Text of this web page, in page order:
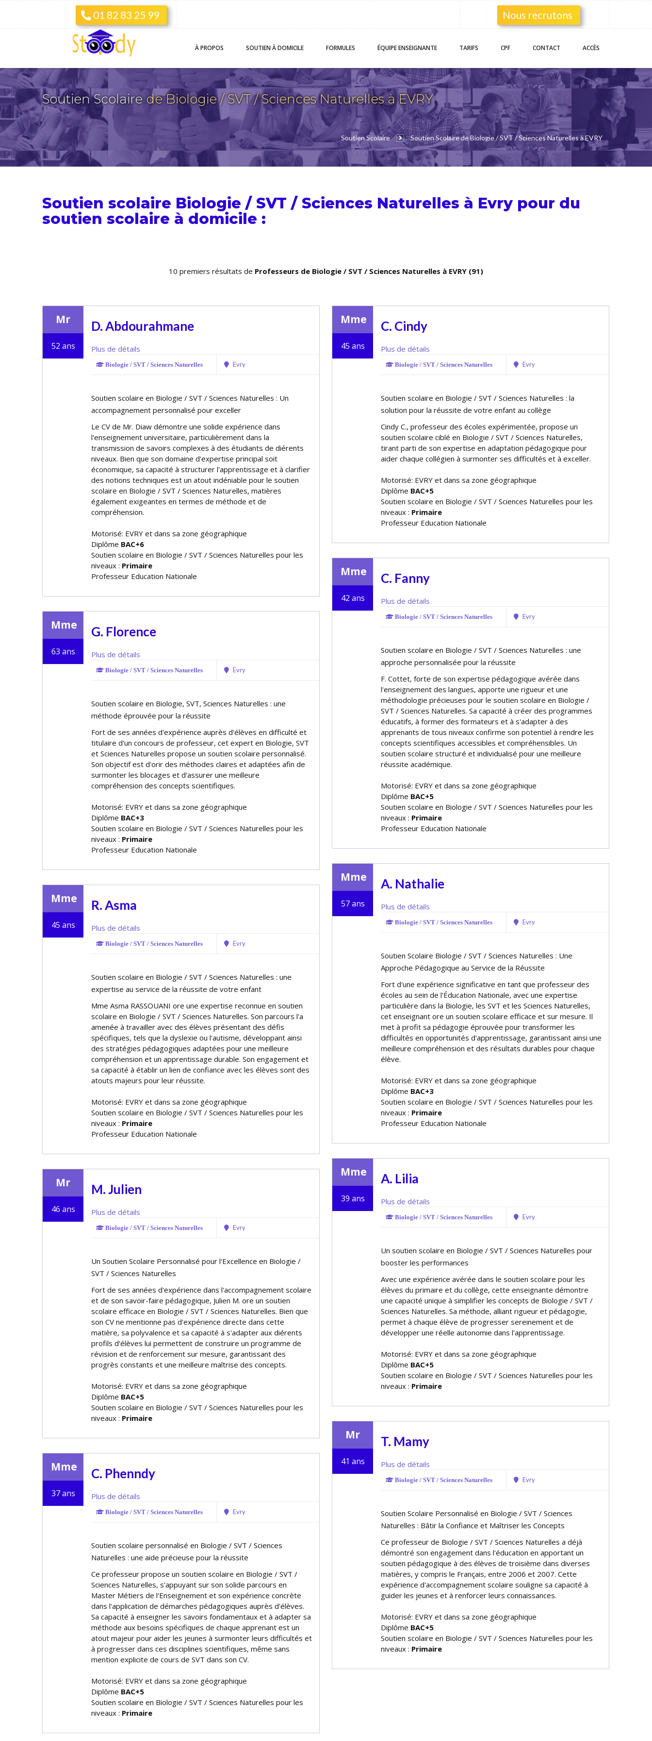
01 82 83 25 99 Nous recrutons
À PROPOS SOUTIENÀ DOMICILE FORMULES ÉQUIPEENSEIGNANTE TARIFS CPF CONTACT ACCÈS
Soutien Scolairede Biologie / SVT / Sciences Naturelles à EVRY
Soutien Scolaire Soutien Scolaire de Biologie / SVT / Sciences Naturelles à EVRY
Soutien scolaire Biologie / SVT / Sciences Naturelles à Evry pour du
soutien scolaire à domicile :
10 premiers résultats de Professeurs de Biologie / SVT / Sciences Naturelles à EVRY (91)
Mr
52 ans
D. Abdourahmane
Plus de détails
Biologie / SVT / Sciences Naturelles Evry
Soutien scolaire en Biologie / SVT / Sciences Naturelles : Un
accompagnement personnalisé pour exceller
Le CV de Mr. Diaw démontre une solide expérience dans
l'enseignement universitaire, particulièrement dans la
transmission de savoirs complexes à des étudiants de différents
niveaux. Bien que son domaine d'expertise principal soit
économique, sa capacité à structurer l'apprentissage et à clarifier
des notions techniques est un atout indéniable pour le soutien
scolaire en Biologie / SVT / Sciences Naturelles, matières
également exigeantes en termes de méthode et de
compréhension.
Motorisé: EVRY et dans sa zone géographique
Diplôme BAC+6
Soutien scolaire en Biologie / SVT / Sciences Naturelles pour les
niveaux : Primaire
Professeur Education Nationale
Mme
45 ans
C. Cindy
Plus de détails
Biologie / SVT / Sciences Naturelles Evry
Soutien scolaire en Biologie / SVT / Sciences Naturelles : la
solution pour la réussite de votre enfant au collège
Cindy C., professeur des écoles expérimentée, propose un
soutien scolaire ciblé en Biologie / SVT / Sciences Naturelles,
tirant parti de son expertise en adaptation pédagogique pour
aider chaque collégien à surmonter ses difficultés et à exceller.
Motorisé: EVRY et dans sa zone géographique
Diplôme BAC+5
Soutien scolaire en Biologie / SVT / Sciences Naturelles pour les
niveaux : Primaire
Professeur Education Nationale
Mme
42 ans
C. Fanny
Plus de détails
Biologie / SVT / Sciences Naturelles Evry
Soutien scolaire en Biologie / SVT / Sciences Naturelles : une
approche personnalisée pour la réussite
F. Cottet, forte de son expertise pédagogique avérée dans
l'enseignement des langues, apporte une rigueur et une
méthodologie précieuses pour le soutien scolaire en Biologie /
SVT / Sciences Naturelles. Sa capacité à créer des programmes
éducatifs, à former des formateurs et à s'adapter à des
apprenants de tous niveaux confirme son potentiel à rendre les
concepts scientifiques accessibles et compréhensibles. Un
soutien scolaire structuré et individualisé pour une meilleure
réussite académique.
Motorisé: EVRY et dans sa zone géographique
Diplôme BAC+5
Soutien scolaire en Biologie / SVT / Sciences Naturelles pour les
niveaux : Primaire
Professeur Education Nationale
Mme
63 ans
G. Florence
Plus de détails
Biologie / SVT / Sciences Naturelles Evry
Soutien scolaire en Biologie, SVT, Sciences Naturelles : une
méthode éprouvée pour la réussite
Fort de ses années d'expérience auprès d'élèves en difficulté et
titulaire d'un concours de professeur, cet expert en Biologie, SVT
et Sciences Naturelles propose un soutien scolaire personnalisé.
Son objectif est d'offrir des méthodes claires et adaptées afin de
surmonter les blocages et d'assurer une meilleure
compréhension des concepts scientifiques.
Motorisé: EVRY et dans sa zone géographique
Diplôme BAC+3
Soutien scolaire en Biologie / SVT / Sciences Naturelles pour les
niveaux : Primaire
Professeur Education Nationale
Mme
57 ans
A. Nathalie
Plus de détails
Biologie / SVT / Sciences Naturelles Evry
Soutien Scolaire Biologie / SVT / Sciences Naturelles : Une
Approche Pédagogique au Service de la Réussite
Fort d'une expérience significative en tant que professeur des
écoles au sein de l'Éducation Nationale, avec une expertise
particulière dans la Biologie, les SVT et les Sciences Naturelles,
cet enseignant offre un soutien scolaire efficace et sur mesure. Il
met à profit sa pédagogie éprouvée pour transformer les
difficultés en opportunités d'apprentissage, garantissant ainsi une
meilleure compréhension et des résultats durables pour chaque
élève.
Motorisé: EVRY et dans sa zone géographique
Diplôme BAC+3
Soutien scolaire en Biologie / SVT / Sciences Naturelles pour les
niveaux : Primaire
Professeur Education Nationale
Mme
45 ans
R. Asma
Plus de détails
Biologie / SVT / Sciences Naturelles Evry
Soutien scolaire en Biologie / SVT / Sciences Naturelles : une
expertise au service de la réussite de votre enfant
Mme Asma RASSOUANI offre une expertise reconnue en soutien
scolaire en Biologie / SVT / Sciences Naturelles. Son parcours l'a
amenée à travailler avec des élèves présentant des défis
spécifiques, tels que la dyslexie ou l'autisme, développant ainsi
des stratégies pédagogiques adaptées pour une meilleure
compréhension et un apprentissage durable. Son engagement et
sa capacité à établir un lien de confiance avec les élèves sont des
atouts majeurs pour leur réussite.
Motorisé: EVRY et dans sa zone géographique
Soutien scolaire en Biologie / SVT / Sciences Naturelles pour les
niveaux : Primaire
Professeur Education Nationale
Mme
39 ans
A. Lilia
Plus de détails
Biologie / SVT / Sciences Naturelles Evry
Un soutien scolaire en Biologie / SVT / Sciences Naturelles pour
booster les performances
Avec une expérience avérée dans le soutien scolaire pour les
élèves du primaire et du collège, cette enseignante démontre
une capacité unique à simplifier les concepts de Biologie / SVT /
Sciences Naturelles. Sa méthode, alliant rigueur et pédagogie,
permet à chaque élève de progresser sereinement et de
développer une réelle autonomie dans l'apprentissage.
Motorisé: EVRY et dans sa zone géographique
Diplôme BAC+5
Soutien scolaire en Biologie / SVT / Sciences Naturelles pour les
niveaux : Primaire
Mr
46 ans
M. Julien
Plus de détails
Biologie / SVT / Sciences Naturelles Evry
Un Soutien Scolaire Personnalisé pour l'Excellence en Biologie /
SVT / Sciences Naturelles
Fort de ses années d'expérience dans l'accompagnement scolaire
et de son savoir-faire pédagogique, Julien M. offre un soutien
scolaire efficace en Biologie / SVT / Sciences Naturelles. Bien que
son CV ne mentionne pas d'expérience directe dans cette
matière, sa polyvalence et sa capacité à s'adapter aux différents
profils d'élèves lui permettent de construire un programme de
révision et de renforcement sur mesure, garantissant des
progrès constants et une meilleure maîtrise des concepts.
Motorisé: EVRY et dans sa zone géographique
Diplôme BAC+5
Soutien scolaire en Biologie / SVT / Sciences Naturelles pour les
niveaux : Primaire
Mr
41 ans
T. Mamy
Plus de détails
Biologie / SVT / Sciences Naturelles Evry
Soutien Scolaire Personnalisé en Biologie / SVT / Sciences
Naturelles : Bâtir la Confiance et Maîtriser les Concepts
Ce professeur de Biologie / SVT / Sciences Naturelles a déjà
démontré son engagement dans l'éducation en apportant un
soutien pédagogique à des élèves de troisième dans diverses
matières, y compris le Français, entre 2006 et 2007. Cette
expérience d'accompagnement scolaire souligne sa capacité à
guider les jeunes et à renforcer leurs connaissances.
Motorisé: EVRY et dans sa zone géographique
Diplôme BAC+5
Soutien scolaire en Biologie / SVT / Sciences Naturelles pour les
niveaux : Primaire
Mme
37 ans
C. Phenndy
Plus de détails
Biologie / SVT / Sciences Naturelles Evry
Soutien scolaire personnalisé en Biologie / SVT / Sciences
Naturelles : une aide précieuse pour la réussite
Ce professeur propose un soutien scolaire en Biologie / SVT /
Sciences Naturelles, s'appuyant sur son solide parcours en
Master Métiers de l'Enseignement et son expérience concrète
dans l'application de démarches pédagogiques auprès d'élèves.
Sa capacité à enseigner les savoirs fondamentaux et à adapter sa
méthode aux besoins spécifiques de chaque apprenant est un
atout majeur pour aider les jeunes à surmonter leurs difficultés et
à progresser dans ces disciplines scientifiques, même sans
mention explicite de cours de SVT dans son CV.
Motorisé: EVRY et dans sa zone géographique
Diplôme BAC+5
Soutien scolaire en Biologie / SVT / Sciences Naturelles pour les
niveaux : Primaire